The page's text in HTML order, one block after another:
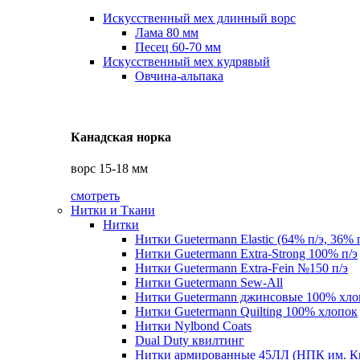
Искусственный мех длинный ворс
Лама 80 мм
Песец 60-70 мм
Искусственный мех кудрявый
Овчина-альпака
Канадская норка
ворс 15-18 мм
смотреть
Нитки и Ткани
Нитки
Нитки Guetermann Elastic (64% п/э, 36%
Нитки Guetermann Extra-Strong 100% п/э
Нитки Guetermann Extra-Fein №150 п/э
Нитки Guetermann Sew-All
Нитки Guetermann джинсовые 100%
Нитки Guetermann Quilting 100% хлопок
Нитки Nylbond Coats
Dual Duty квилтинг
Нитки армированные 45ЛЛ (НПК им.